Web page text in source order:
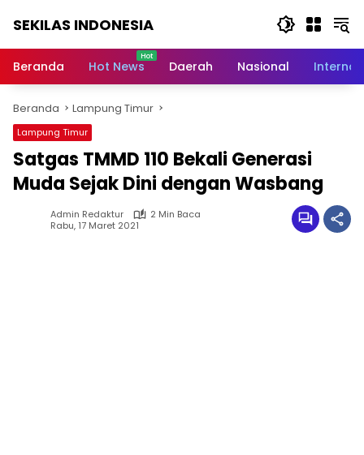
SEKILAS INDONESIA
Terkini,
Latest
World,
Headlines,
News
Today
Beranda Hot News Daerah Nasional
Beranda Lampung Timur
Lampung Timur
Satgas TMMD 110 Bekali Generasi
Muda Sejak Dini dengan Wasbang
Admin Redaktur
2 Min Baca
Rabu, 17 Maret 2021